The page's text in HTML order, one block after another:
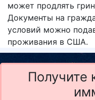
может продлять
Документы на
условий можно
проживания в США.
Получите